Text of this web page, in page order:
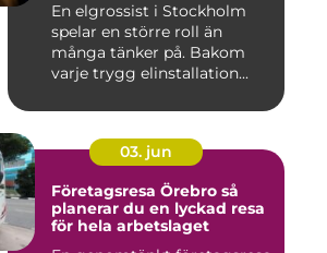
En elgrossist i Stockholm
spelar en större roll än
många tänker på. Bakom
varje trygg elinstallation...
03. jun
Företagsresa Örebro så
planerar du en lyckad resa
för hela arbetslaget